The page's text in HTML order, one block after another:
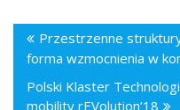
Przestrzenne
forma wzmocnienia w
Polski Klaster
mobility rEVolution’18